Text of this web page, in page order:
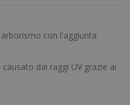
con l'aggiunta
dai raggi UV grazie ai